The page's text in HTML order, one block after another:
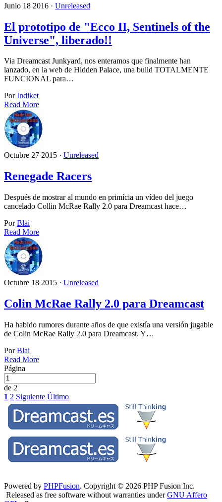
Junio 18 2016 · Unreleased
El prototipo de "Ecco II, Sentinels of the
Universe", liberado!!
Via Dreamcast Junkyard, nos enteramos que finalmente han
lanzado, en la web de Hidden Palace, una build TOTALMENTE
FUNCIONAL para…
PorIndiket
Read More
Octubre 27 2015 · Unreleased
Renegade Racers
Después de mostrar al mundo en primícia un vídeo del juego
cancelado Collin McRae Rally 2.0 para Dreamcast hace…
PorBlai
Read More
Octubre 18 2015 · Unreleased
Colin McRae Rally 2.0 para Dreamcast
Ha habido rumores durante años de que existía una versión jugable
de Colin McRae Rally 2.0 para Dreamcast. Y…
PorBlai
Read More
Página
de 2
1 2 Siguiente Último
Powered by PHPFusion. Copyright © 2026 PHP Fusion Inc.
Released as free software without warranties underGNU Affero